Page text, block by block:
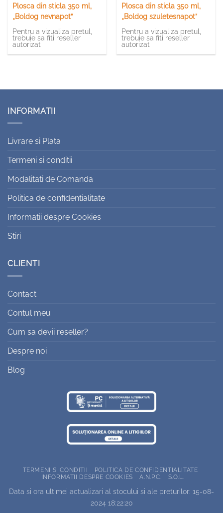
Plosca din sticla 350 ml,
„Boldog nevnapot”
Pentru a vizualiza pretul,
trebuie sa fiti reseller
autorizat
Plosca din sticla 350 ml,
„Boldog szuletesnapot”
Pentru a vizualiza pretul,
trebuie sa fiti reseller
autorizat
INFORMATII
Livrare si Plata
Termeni si conditii
Modalitati de Comanda
Politica de confidentialitate
Informatii despre Cookies
Stiri
CLIENTI
Contact
Contul meu
Cum sa devii reseller?
Despre noi
Blog
TERMENI SI CONDITII
POLITICA DE CONFIDENTIALITATE
INFORMATII DESPRE COOKIES
A.N.P.C. S.O.L.
Data si ora ultimei actualizari al stocului si ale preturilor: 15-08-
2024 18:22:20